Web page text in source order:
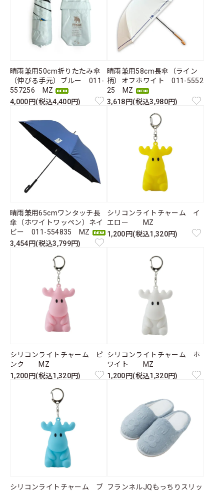
晴雨兼用50cm折りたたみ傘
（伸びる手元）ブルー 011-
557256 MZ
4,000円(税込4,400円)
晴雨兼用58cm長傘（ライン
柄）オフホワイト 011-5552
25 MZ
3,618円(税込3,980円)
晴雨兼用65cmワンタッチ長
傘（ホワイトワッペン）ネイ
ビー 011-554835 MZ
3,454円(税込3,799円)
シリコンライトチャーム イ
エロー MZ
1,200円(税込1,320円)
シリコンライトチャーム ピ
ンク MZ
1,200円(税込1,320円)
シリコンライトチャーム ホ
ワイト MZ
1,200円(税込1,320円)
シリコンライトチャーム ブ
フランネルJQもっちりスリッ